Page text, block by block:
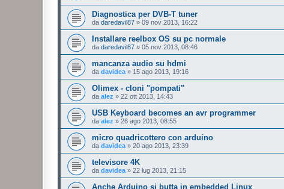
Diagnostica per DVB-T tuner
da daredavil87 » 09 nov 2013, 16:22
Installare reelbox OS su pc normale
da daredavil87 » 05 nov 2013, 08:46
mancanza audio su hdmi
da davidea » 15 ago 2013, 19:16
Olimex - cloni "pompati"
da alez » 22 ott 2013, 14:43
USB Keyboard becomes an avr programmer
da alez » 26 ago 2013, 08:55
micro quadricottero con arduino
da davidea » 20 ago 2013, 23:39
televisore 4K
da davidea » 22 lug 2013, 21:15
Anche Arduino si butta in embedded Linux